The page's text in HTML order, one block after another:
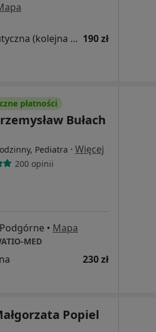
Konsultacja fizjoterapeutyczna (kolejna wizyta) 190 zł
płatności
Bułach
Pediatra · Więcej
200 opinii
• Mapa
MED
230 zł
Popiel